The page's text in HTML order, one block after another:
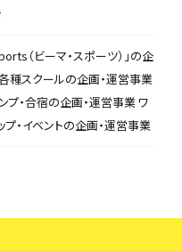
（ビーマ・スポーツ）」の企
種スクールの企画・運営事業
プ・合宿の企画・運営事業 ワ
プ・イベントの企画・運営事業